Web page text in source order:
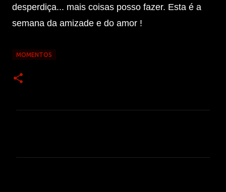
desperdiça... mais coisas posso fazer. Esta é a
semana da amizade e do amor !
MOMENTOS